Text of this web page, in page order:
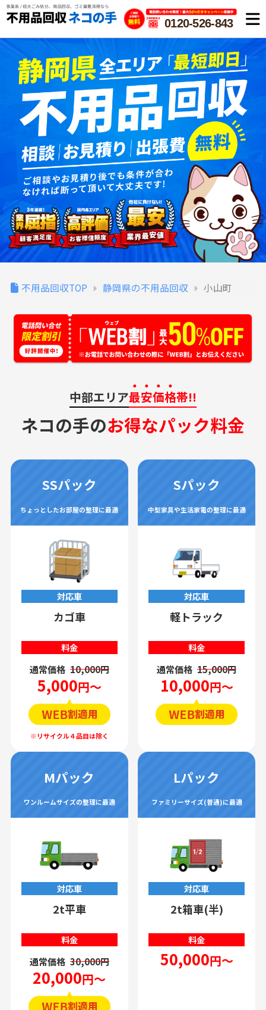
0120-526-843
不用品回収TOP 静岡県の不用品回収 小山町
中部エリア最安価格帯!!
ネコの手のお得なパック料金
SSパック
ちょっとしたお部屋の整理に最適
対応車
カゴ車
料金
通常価格 10,000円
5,000円～
Sパック
中型家具や生活家電の整理に最適
対応車
軽トラック
料金
通常価格 15,000円
10,000円～
Mパック
ワンルームサイズの整理に最適
対応車
2t平車
料金
通常価格 30,000円
20,000円～
Lパック
ファミリーサイズ(普通)に最適
対応車
2t箱車(半)
料金
50,000円～